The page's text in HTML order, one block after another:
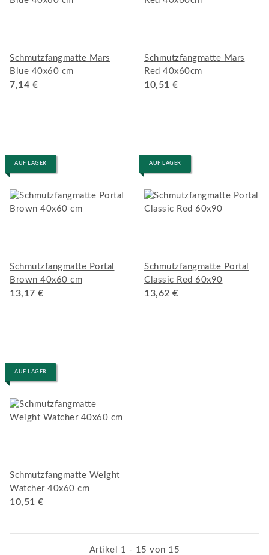
Schmutzfangmatte Mars
Blue 40x60 cm
7,14 €
Schmutzfangmatte Mars
Red 40x60cm
10,51 €
AUF LAGER
Schmutzfangmatte Portal
Brown 40x60 cm
13,17 €
AUF LAGER
Schmutzfangmatte Portal
Classic Red 60x90
13,62 €
AUF LAGER
Schmutzfangmatte Weight
Watcher 40x60 cm
10,51 €
Artikel 1 - 15 von 15